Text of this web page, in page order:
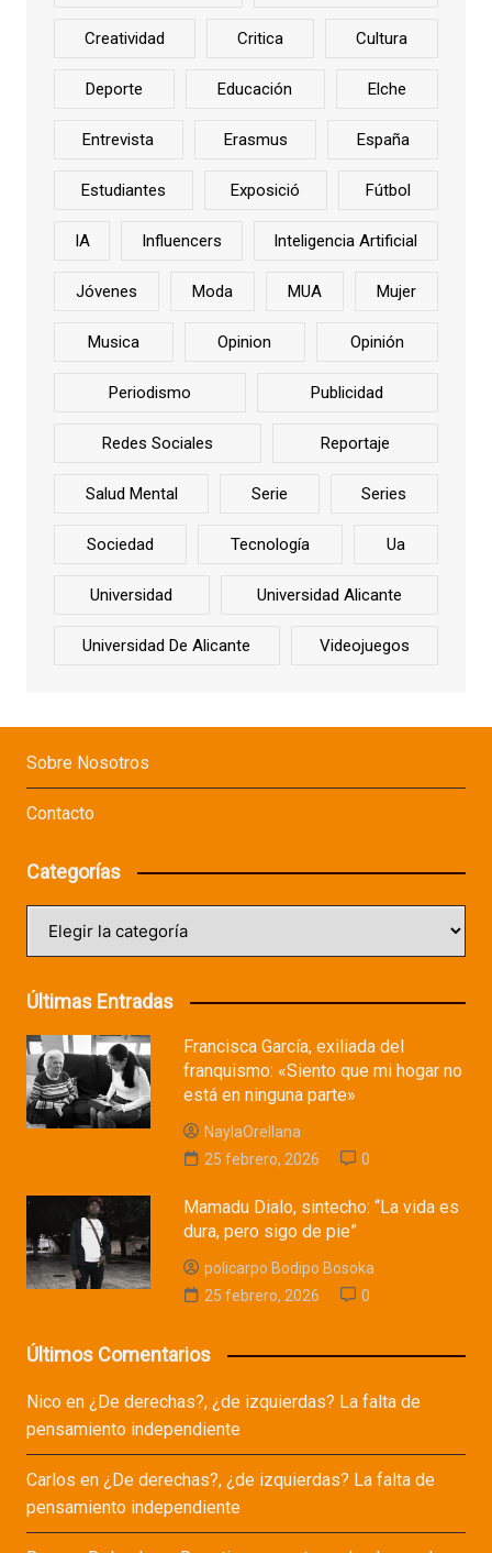
Creatividad Critica Cultura
Deporte Educación Elche
Entrevista Erasmus España
Estudiantes Exposició Fútbol
IA Influencers Inteligencia Artificial
Jóvenes Moda MUA Mujer
Musica Opinion Opinión
Periodismo Publicidad
Redes Sociales Reportaje
Salud Mental Serie Series
Sociedad Tecnología Ua
Universidad Universidad Alicante
Universidad De Alicante Videojuegos
Sobre Nosotros
Contacto
Categorías
Últimas Entradas
Francisca García, exiliada del
franquismo: «Siento que mi hogar no
está en ninguna parte»
NaylaOrellana
25 febrero, 2026
0
Mamadu Dialo, sintecho: “La vida es
dura, pero sigo de pie”
policarpo Bodipo Bosoka
25 febrero, 2026
0
Últimos Comentarios
Nicoen ¿De derechas?, ¿de izquierdas? La falta de
pensamiento independiente
Carlos en ¿De derechas?, ¿de izquierdas? La falta de
pensamiento independiente